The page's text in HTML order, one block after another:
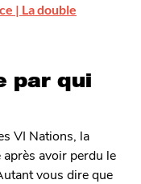
| La double
par qui
VI Nations, la
après avoir perdu le
vous dire que